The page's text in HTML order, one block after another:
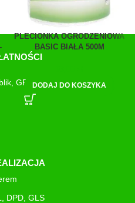
PLECIONKA OGRODZENIOWA
BASIC BIAŁA 500M
DODAJ DO KOSZYKA
GPay
DPD, GLS